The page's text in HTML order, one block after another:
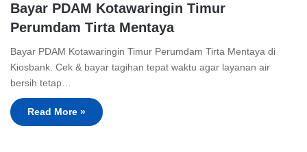
Bayar PDAM Kotawaringin Timur
Perumdam Tirta Mentaya
Bayar PDAM Kotawaringin Timur Perumdam Tirta Mentaya di
Kiosbank. Cek & bayar tagihan tepat waktu agar layanan air
bersih tetap…
Read More »